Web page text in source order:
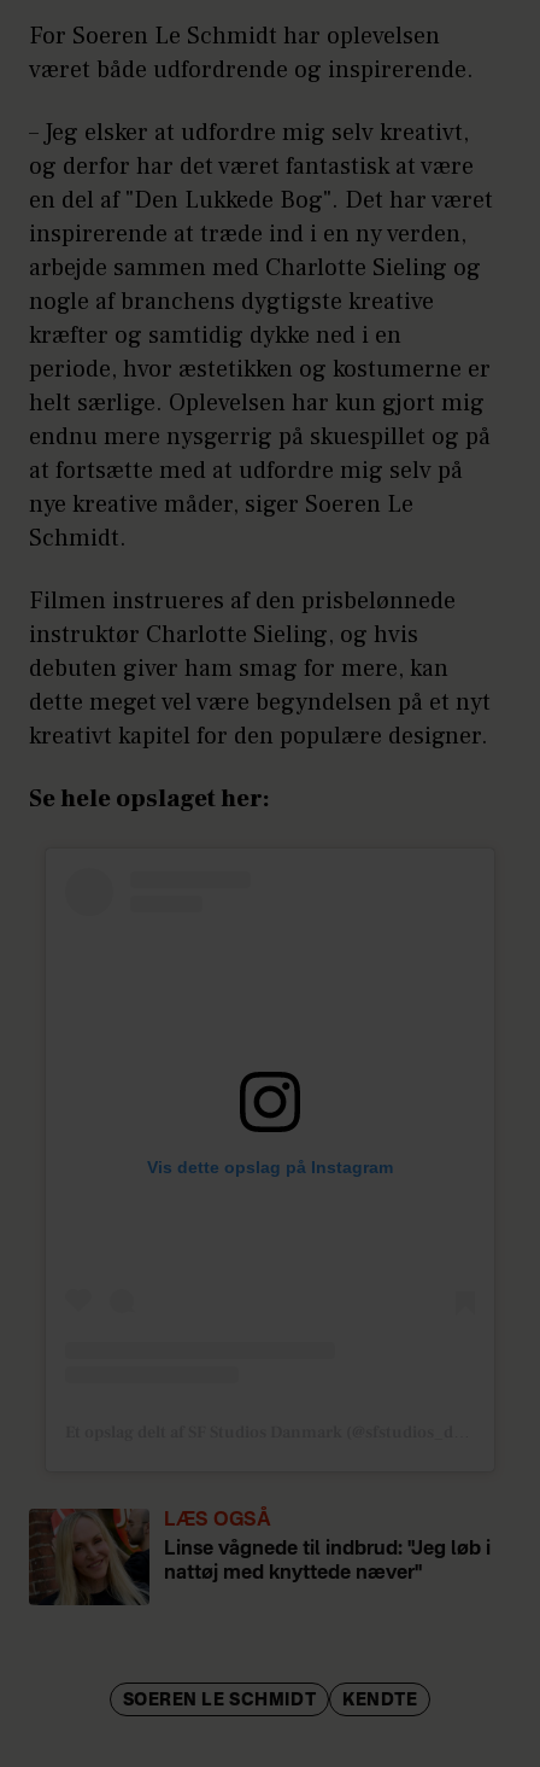
For Soeren Le Schmidt har oplevelsen
været både udfordrende og inspirerende.
– Jeg elsker at udfordre mig selv kreativt,
og derfor har det været fantastisk at være
en del af "Den Lukkede Bog". Det har været
inspirerende at træde ind i en ny verden,
arbejde sammen med Charlotte Sieling og
nogle af branchens dygtigste kreative
kræfter og samtidig dykke ned i en
periode, hvor æstetikken og kostumerne er
helt særlige. Oplevelsen har kun gjort mig
endnu mere nysgerrig på skuespillet og på
at fortsætte med at udfordre mig selv på
nye kreative måder, siger Soeren Le
Schmidt.
Filmen instrueres af den prisbelønnede
instruktør Charlotte Sieling, og hvis
debuten giver ham smag for mere, kan
dette meget vel være begyndelsen på et nyt
kreativt kapitel for den populære designer.
Se hele opslaget her:
Vis dette opslag på Instagram
LÆS OGSÅ
Linse vågnede til indbrud: "Jeg løb i
nattøj med knyttede næver"
SOEREN LE SCHMIDT KENDTE